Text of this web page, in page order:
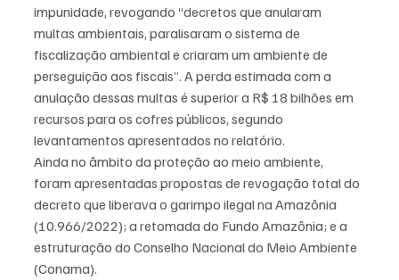
impunidade, revogando “decretos que anularam
multas ambientais, paralisaram o sistema de
fiscalização ambiental e criaram um ambiente de
perseguição aos fiscais”. A perda estimada com a
anulação dessas multas é superior a R$ 18 bilhões em
recursos para os cofres públicos, segundo
levantamentos apresentados no relatório.
Ainda no âmbito da proteção ao meio ambiente,
foram apresentadas propostas de revogação total do
decreto que liberava o garimpo ilegal na Amazônia
(10.966/2022); a retomada do Fundo Amazônia; e a
estruturação do Conselho Nacional do Meio Ambiente
(Conama).